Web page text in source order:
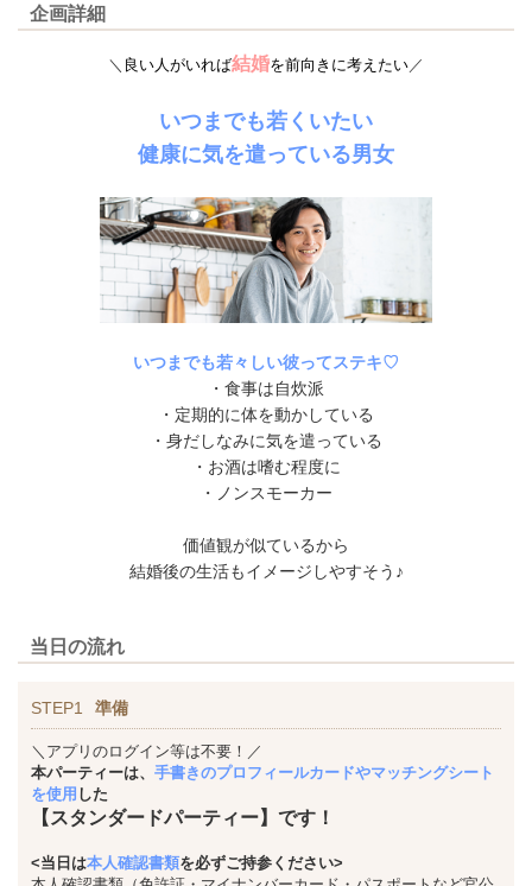
企画詳細
＼ 良い人がいれば結婚を前向きに考えたい ／
いつまでも若くいたい
健康に気を遣っている男女
いつまでも若々しい彼ってステキ♡
・食事は自炊派
・定期的に体を動かしている
・身だしなみに気を遣っている
・お酒は嗜む程度に
・ノンスモーカー
価値観が似ているから
結婚後の生活もイメージしやすそう♪
当日の流れ
STEP1 準備
＼アプリのログイン等は不要！／
本パーティーは、 手書きのプロフィールカードやマッチングシート
を使用 した
【スタンダードパーティー】です！
<当日は本人確認書類を必ずご持参ください>